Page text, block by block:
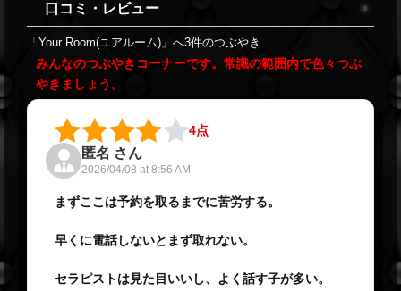
口コミ・レビュー
「Your Room(ユアルーム)」へ3件のつぶやき
みんなのつぶやきコーナーです。常識の範囲内で色々つぶ
やきましょう。
4点
匿名 さん
2026/04/08 at 8:56 AM
まずここは予約を取るまでに苦労する。
早くに電話しないとまず取れない。
セラピストは見た目いいし、よく話す子が多い。